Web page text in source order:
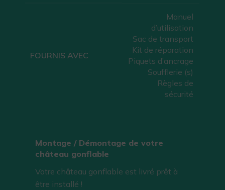
FOURNIS AVEC
Manuel
d’utilisation
Sac de transport
Kit de réparation
Piquets d’ancrage
Soufflerie (s)
Règles de
sécurité
Montage / Démontage de votre
château gonflable
Votre château gonflable est livré prêt à
être installé !